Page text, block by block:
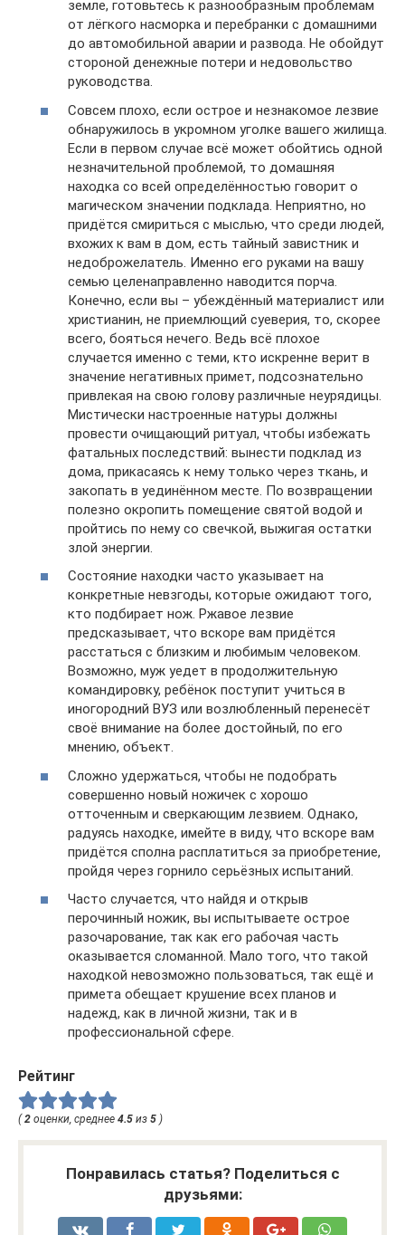
земле, готовьтесь к разнообразным проблемам
от лёгкого насморка и перебранки с домашними
до автомобильной аварии и развода. Не обойдут
стороной денежные потери и недовольство
руководства.
Совсем плохо, если острое и незнакомое лезвие
обнаружилось в укромном уголке вашего жилища.
Если в первом случае всё может обойтись одной
незначительной проблемой, то домашняя
находка со всей определённостью говорит о
магическом значении подклада. Неприятно, но
придётся смириться с мыслью, что среди людей,
вхожих к вам в дом, есть тайный завистник и
недоброжелатель. Именно его руками на вашу
семью целенаправленно наводится порча.
Конечно, если вы – убеждённый материалист или
христианин, не приемлющий суеверия, то, скорее
всего, бояться нечего. Ведь всё плохое
случается именно с теми, кто искренне верит в
значение негативных примет, подсознательно
привлекая на свою голову различные неурядицы.
Мистически настроенные натуры должны
провести очищающий ритуал, чтобы избежать
фатальных последствий: вынести подклад из
дома, прикасаясь к нему только через ткань, и
закопать в уединённом месте. По возвращении
полезно окропить помещение святой водой и
пройтись по нему со свечкой, выжигая остатки
злой энергии.
Состояние находки часто указывает на
конкретные невзгоды, которые ожидают того,
кто подбирает нож. Ржавое лезвие
предсказывает, что вскоре вам придётся
расстаться с близким и любимым человеком.
Возможно, муж уедет в продолжительную
командировку, ребёнок поступит учиться в
иногородний ВУЗ или возлюбленный перенесёт
своё внимание на более достойный, по его
мнению, объект.
Сложно удержаться, чтобы не подобрать
совершенно новый ножичек с хорошо
отточенным и сверкающим лезвием. Однако,
радуясь находке, имейте в виду, что вскоре вам
придётся сполна расплатиться за приобретение,
пройдя через горнило серьёзных испытаний.
Часто случается, что найдя и открыв
перочинный ножик, вы испытываете острое
разочарование, так как его рабочая часть
оказывается сломанной. Мало того, что такой
находкой невозможно пользоваться, так ещё и
примета обещает крушение всех планов и
надежд, как в личной жизни, так и в
профессиональной сфере.
Рейтинг
( 2 оценки, среднее 4.5 из 5 )
Понравилась статья? Поделиться с
друзьями: